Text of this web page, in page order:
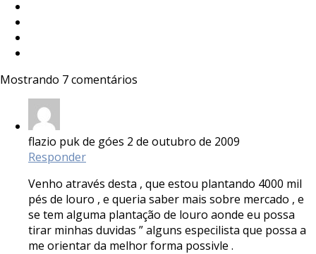
Mostrando 7 comentários
flazio puk de góes 2 de outubro de 2009
Responder
Venho através desta , que estou plantando 4000 mil
pés de louro , e queria saber mais sobre mercado , e
se tem alguma plantação de louro aonde eu possa
tirar minhas duvidas ” alguns especilista que possa a
me orientar da melhor forma possivle .